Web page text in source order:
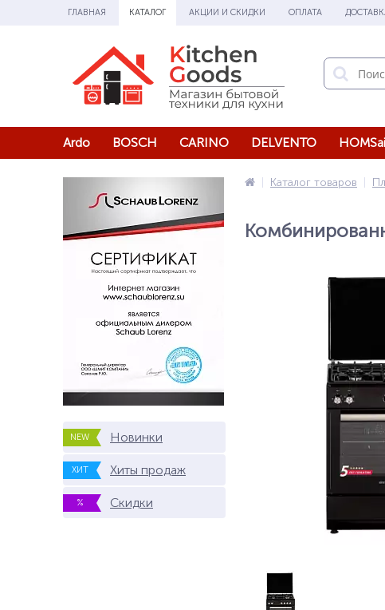
ГЛАВНАЯ КАТАЛОГ АКЦИИ И СКИДКИ ОПЛАТА
Ardo BOSCH CARINO DELVENTO
NEW Новинки
ХИТ Хиты продаж
% Скидки
Каталог товаров